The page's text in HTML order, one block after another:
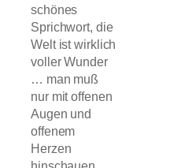
schönes
Sprichwort, die
Welt ist wirklich
voller Wunder
… man muß
nur mit offenen
Augen und
offenem
Herzen